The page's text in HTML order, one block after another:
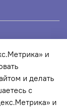
и
и делать
с
и